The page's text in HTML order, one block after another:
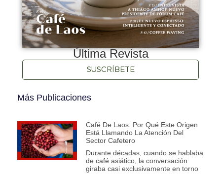
Última Revista
SUSCRÍBETE
Más Publicaciones
Café De Laos: Por Qué Este Origen
Está Llamando La Atención Del
Sector Cafetero
Durante décadas, cuando se hablaba
de café asiático, la conversación
giraba casi exclusivamente en torno